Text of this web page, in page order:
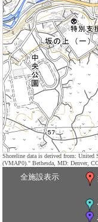
Shoreline data is derived from: United
(VMAP0)." Bethesda, MD: Denver,
全施設表示